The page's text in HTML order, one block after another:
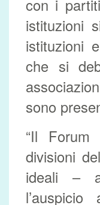
con i
istituzioni
istituzioni
che si
sono
“Il Forum
divisioni
ideali –